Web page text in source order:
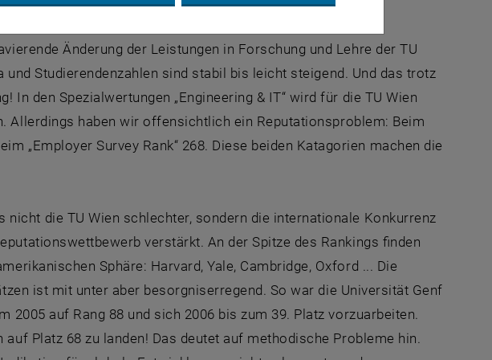
Änderung der Leistungen in Forschung und Lehre der TU
Studierendenzahlen sind stabil bis leicht steigend. Und das trotz
In den Spezialwertungen „Engineering & IT“ wird für die TU Wien
Allerdings haben wir offensichtlich ein Reputationsproblem: Beim
„Employer Survey Rank“ 268. Diese beiden Katagorien machen die
die TU Wien schlechter, sondern die internationale Konkurrenz
verstärkt. An der Spitze des Rankings finden
Sphäre: Harvard, Yale, Cambridge, Oxford ... Die
ist mit unter aber besorgniserregend. So war die Universität Genf
2005 auf Rang 88 und sich 2006 bis zum 39. Platz vorzuarbeiten.
Platz 68 zu landen! Das deutet auf methodische Probleme hin.